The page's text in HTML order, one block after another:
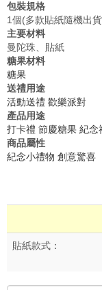
包裝規格
1個(多款貼紙隨機出
主要材料
曼陀珠、貼紙
糖果材料
糖果
送禮用途
活動送禮 歡樂派對
產品用途
打卡禮 節慶糖果 紀念
商品屬性
紀念小禮物 創意驚喜
貼紙款式：